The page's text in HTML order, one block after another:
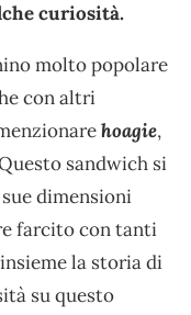
curiosità.
molto popolare
con altri
hoagie,
sandwich si
dimensioni
farcito con tanti
la storia di
su questo